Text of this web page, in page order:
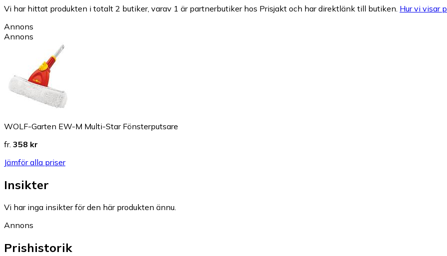
Vi har hittat produkten i totalt 2 butiker, varav 1 är partnerbutiker hos Prisjakt och har direktlänk till butiken. Hur vi visar
Annons
Annons
WOLF-Garten EW-M Multi-Star Fönsterputsare
fr. 358 kr
Jämför alla priser
Insikter
Vi har inga insikter för den här produkten ännu.
Annons
Prishistorik